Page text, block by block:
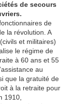
de secours
de
la révolution. A
et militaires)
le régime de
à 60 ans et 55
au
que la gratuité de
à la retraite pour
1910,